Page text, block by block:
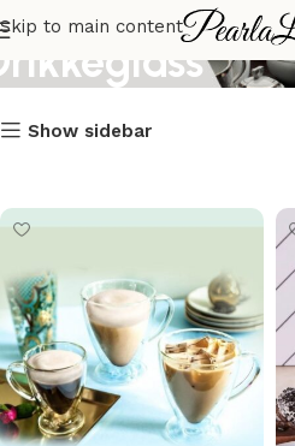
Skip to main content
Show sidebar